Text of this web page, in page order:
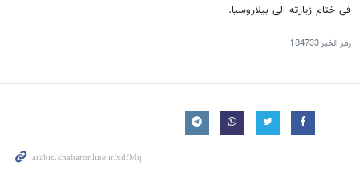
فی ختام زیارته الی بیلاروسیا.
رمز الخبر184733